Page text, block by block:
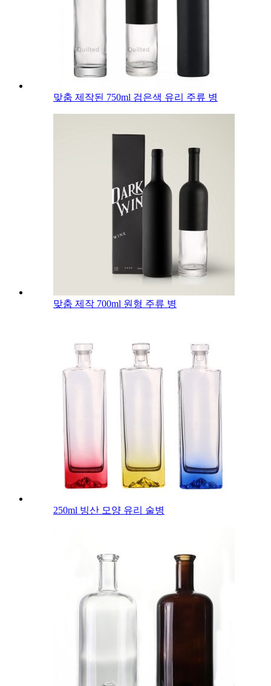
맞춤 제작된 750ml 검은색 유리 주류 병
맞춤 제작 700ml 원형 주류 병
250ml 빙산 모양 유리 술병